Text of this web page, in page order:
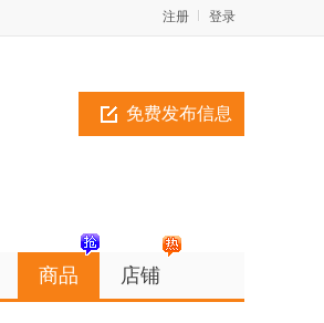
登录
注册
免费发布信息
商品 店铺